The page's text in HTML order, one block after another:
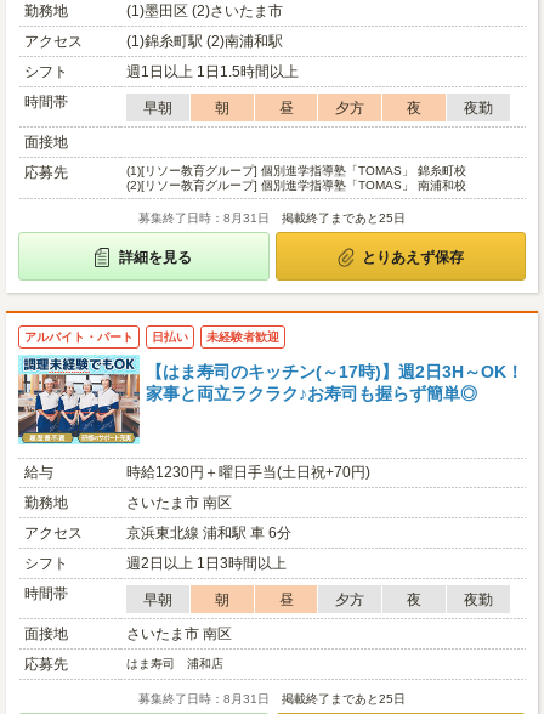
勤務地
(1)墨田区 (2)さいたま市
アクセス
(1)錦糸町駅 (2)南浦和駅
シフト
週1日以上 1日1.5時間以上
時間帯
早朝 朝 昼 夕方 夜
夜勤
面接地
応募先
(1)[リソー教育グループ] 個別進学指導塾「TOMAS」 錦糸町校
(2)[リソー教育グループ] 個別進学指導塾「TOMAS」 南浦和校
募集終了日時：8月31日 掲載終了まであと25日
詳細を見る とりあえず保存
アルバイト・パート 日払い 未経験者歓迎
【はま寿司のキッチン(～17時)】週2日3H～OK！
家事と両立ラクラク♪お寿司も握らず簡単◎
給与
時給1230円＋曜日手当(土日祝+70円)
勤務地
さいたま市 南区
アクセス
京浜東北線 浦和駅 車 6分
シフト
週2日以上 1日3時間以上
時間帯
早朝 朝 昼 夕方 夜
夜勤
面接地
さいたま市 南区
応募先
はま寿司 浦和店
募集終了日時：8月31日 掲載終了まであと25日